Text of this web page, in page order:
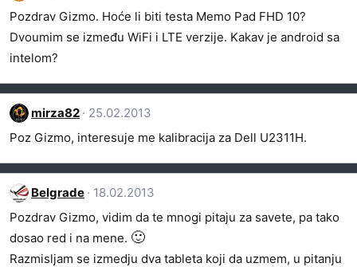
Pozdrav Gizmo. Hoće li biti testa Memo Pad FHD 10?
Dvoumim se između WiFi i LTE verzije. Kakav je android sa
intelom?
mirza82
25.02.2013
Poz Gizmo, interesuje me kalibracija za Dell U2311H.
Belgrade
18.02.2013
Pozdrav Gizmo, vidim da te mnogi pitaju za savete, pa tako
dosao red i na mene. 🙂
Razmisljam se izmedju dva tableta koji da uzmem, u pitanju